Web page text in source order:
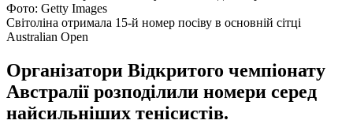
Фото: Getty Images
Світоліна отримала 15-й номер посіву в основній сітці
Australian Open
Організатори Відкритого чемпіонату
Австралії розподілили номери серед
найсильніших тенісистів.